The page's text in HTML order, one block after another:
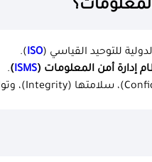
للتوحيد القياسي (ISO
).
إدارة أمن المعلومات (ISMS
)
.